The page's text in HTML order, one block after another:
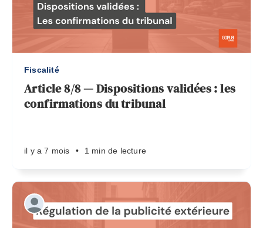
Fiscalité
Article 8/8 — Dispositions validées : les
confirmations du tribunal
il y a 7 mois • 1 min de lecture